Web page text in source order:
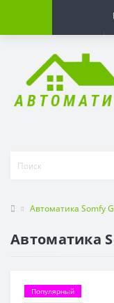
Автоматика Somfy
Автоматика
Популярный